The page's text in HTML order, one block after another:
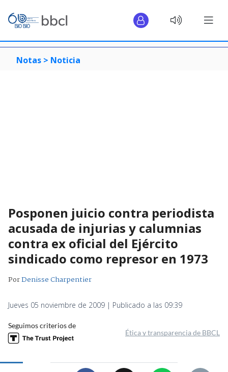
Notas > Noticia
Posponen juicio contra periodista
acusada de injurias y calumnias
contra ex oficial del Ejército
sindicado como represor en 1973
PorDenisse Charpentier
Jueves 05 noviembre de 2009 | Publicado a las 09:39
Seguimos criterios de
Ética y transparencia de BBCL